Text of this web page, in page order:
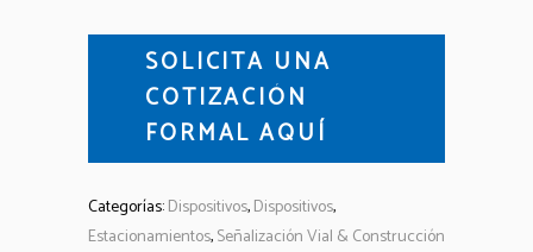
SOLICITA UNA
COTIZACIÓN
FORMAL AQUÍ
Categorías:Dispositivos,Dispositivos,
Estacionamientos,Señalización Vial & Construcción